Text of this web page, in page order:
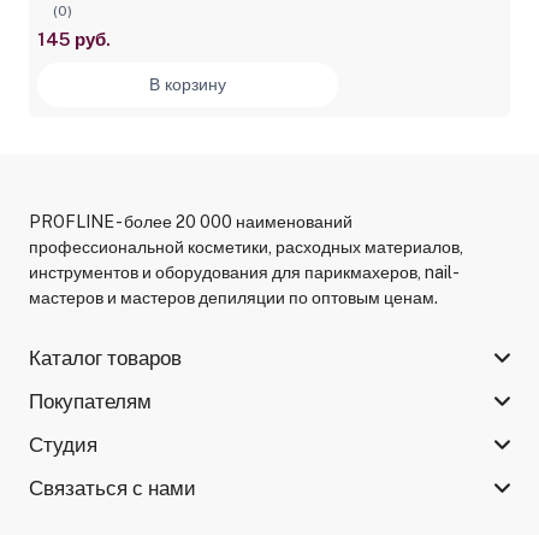
(0)
145 руб.
В корзину
PROFLINE - более 20 000 наименований
профессиональной косметики, расходных материалов,
инструментов и оборудования для парикмахеров, nail-
мастеров и мастеров депиляции по оптовым ценам.
Каталог товаров
Покупателям
Студия
Связаться с нами